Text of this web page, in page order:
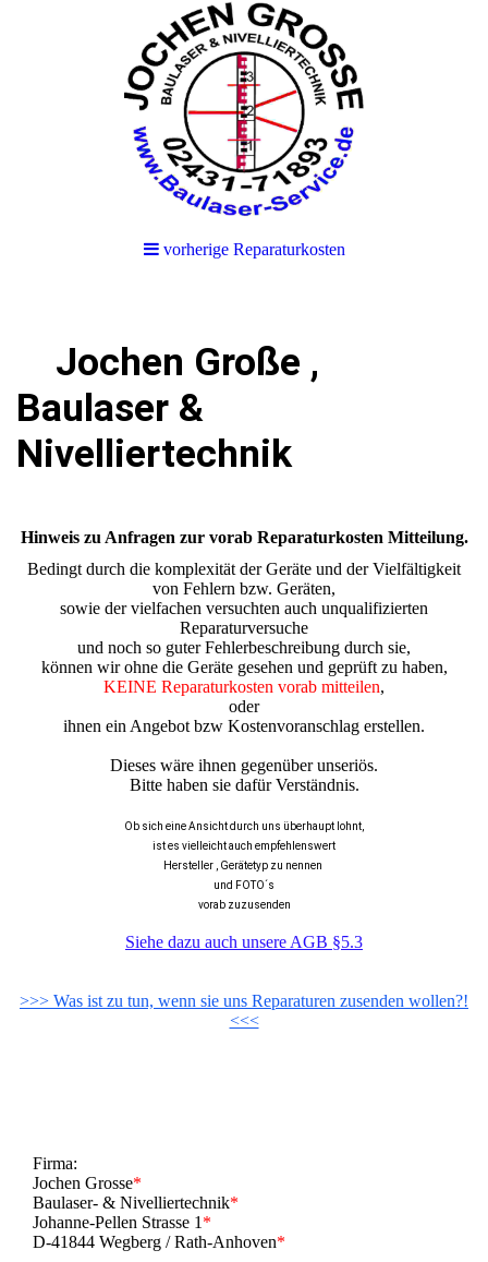
vorherige Reparaturkosten
Jochen Große ,
Baulaser &
Nivelliertechnik
Hinweis zu Anfragen zur vorab Reparaturkosten Mitteilung.
Bedingt durch die komplexität der Geräte und der Vielfältigkeit
von Fehlern bzw. Geräten,
sowie der vielfachen versuchten auch unqualifizierten
Reparaturversuche
und noch so guter Fehlerbeschreibung durch sie,
können wir ohne die Geräte gesehen und geprüft zu haben,
KEINE Reparaturkosten vorab mitteilen,
oder
ihnen ein Angebot bzw Kostenvoranschlag erstellen.
Dieses wäre ihnen gegenüber unseriös.
Bitte haben sie dafür Verständnis.
Ob sich eine Ansicht durch uns überhaupt lohnt,
ist es vielleicht auch empfehlenswert
Hersteller , Gerätetyp zu nennen
und FOTO´s
vorab zuzusenden
Siehe dazu auch unsere AGB §5.3
>>> Was ist zu tun, wenn sie uns Reparaturen zusenden wollen?!
<<<
Firma:
Jochen Grosse*
Baulaser- & Nivelliertechnik*
Johanne-Pellen Strasse 1 *
D-41844 Wegberg / Rath-Anhoven*